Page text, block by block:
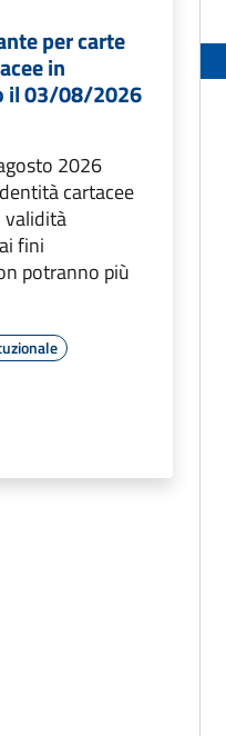
per carte
in
il 03/08/2026
2026
cartacee
validità
fini
potranno più